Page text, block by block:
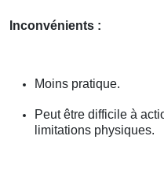
Inconvénients :
Moins pratique.
Peut être difficile à
limitations physiques.